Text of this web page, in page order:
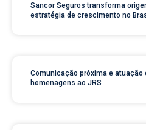
Sancor Seguros transforma
estratégia de crescimento no
Comunicação próxima e
homenagens ao JRS